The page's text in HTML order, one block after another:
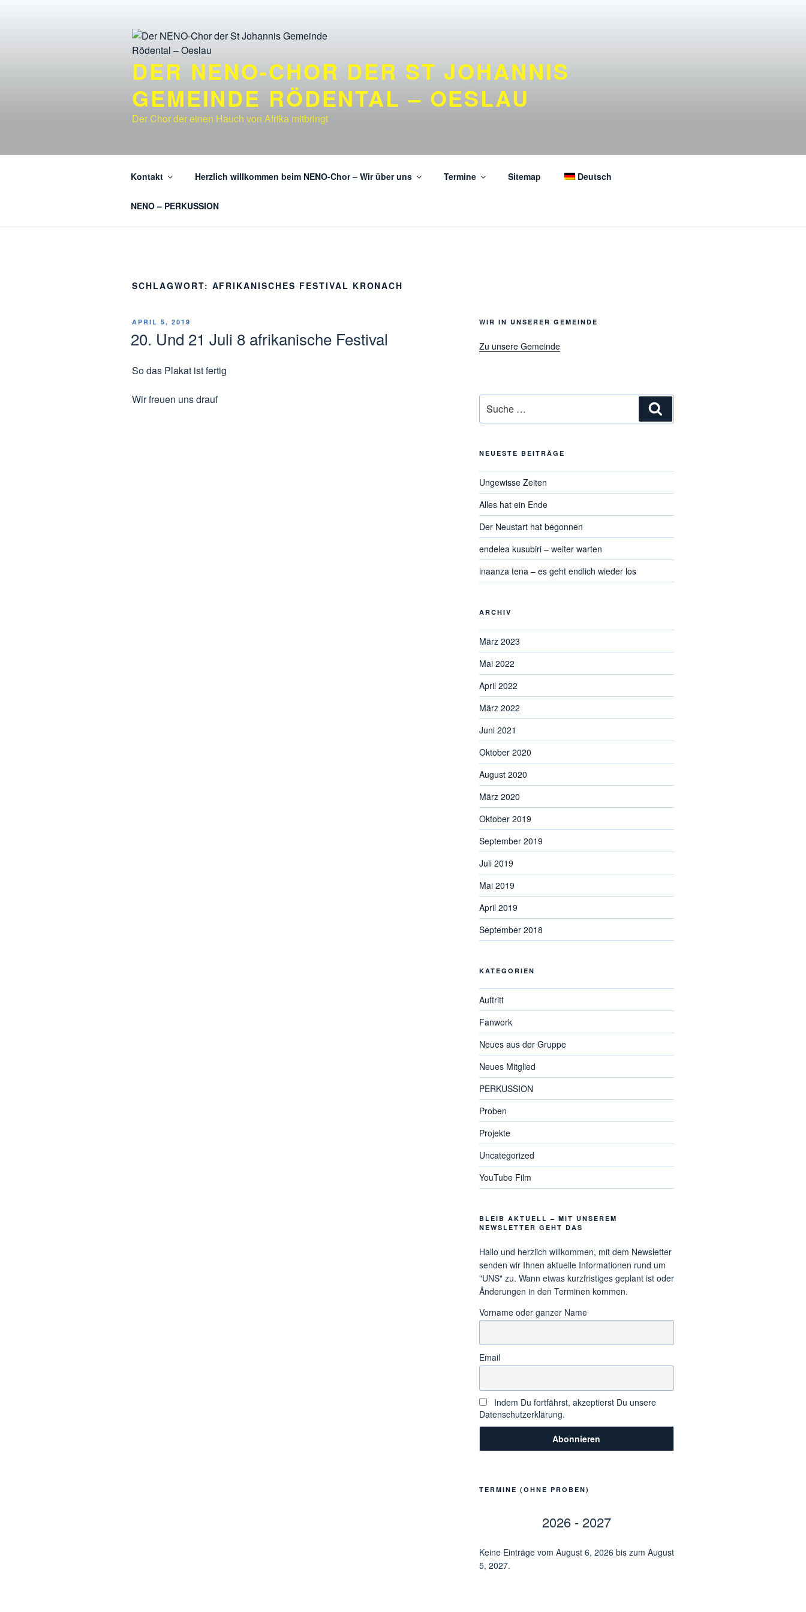
DER NENO-CHOR DER ST JOHANNIS
GEMEINDE RÖDENTAL – OESLAU
Der Chor der einen Hauch von Afrika mitbringt
Kontakt Herzlich willkommen beim NENO-Chor – Wir über uns Termine Sitemap Deutsch
NENO – PERKUSSION
SCHLAGWORT: AFRIKANISCHES FESTIVAL KRONACH
VERÖFFENTLICHT
APRIL 5, 2019
20. Und 21 Juli 8 afrikanische Festival
So das Plakat ist fertig
Wir freuen uns drauf
WIR IN UNSERER GEMEINDE
Zu unsere Gemeinde
nach:
NEUESTE BEITRÄGE
Ungewisse Zeiten
Alles hat ein Ende
Der Neustart hat begonnen
endelea kusubiri – weiter warten
inaanza tena – es geht endlich wieder los
ARCHIV
März 2023
Mai 2022
April 2022
März 2022
Juni 2021
Oktober 2020
August 2020
März 2020
Oktober 2019
September 2019
Juli 2019
Mai 2019
April 2019
September 2018
KATEGORIEN
Auftritt
Fanwork
Neues aus der Gruppe
Neues Mitglied
PERKUSSION
Proben
Projekte
Uncategorized
YouTube Film
BLEIB AKTUELL – MIT UNSEREM
NEWSLETTER GEHT DAS
Hallo und herzlich willkommen, mit dem Newsletter
senden wir Ihnen aktuelle Informationen rund um
"UNS" zu. Wann etwas kurzfristiges geplant ist oder
Änderungen in den Terminen kommen.
Vorname oder ganzer Name
Email
Indem Du fortfährst, akzeptierst Du unsere
Datenschutzerklärung.
TERMINE (OHNE PROBEN)
2026 - 2027
Keine Einträge vom August 6, 2026 bis zum August
5, 2027.